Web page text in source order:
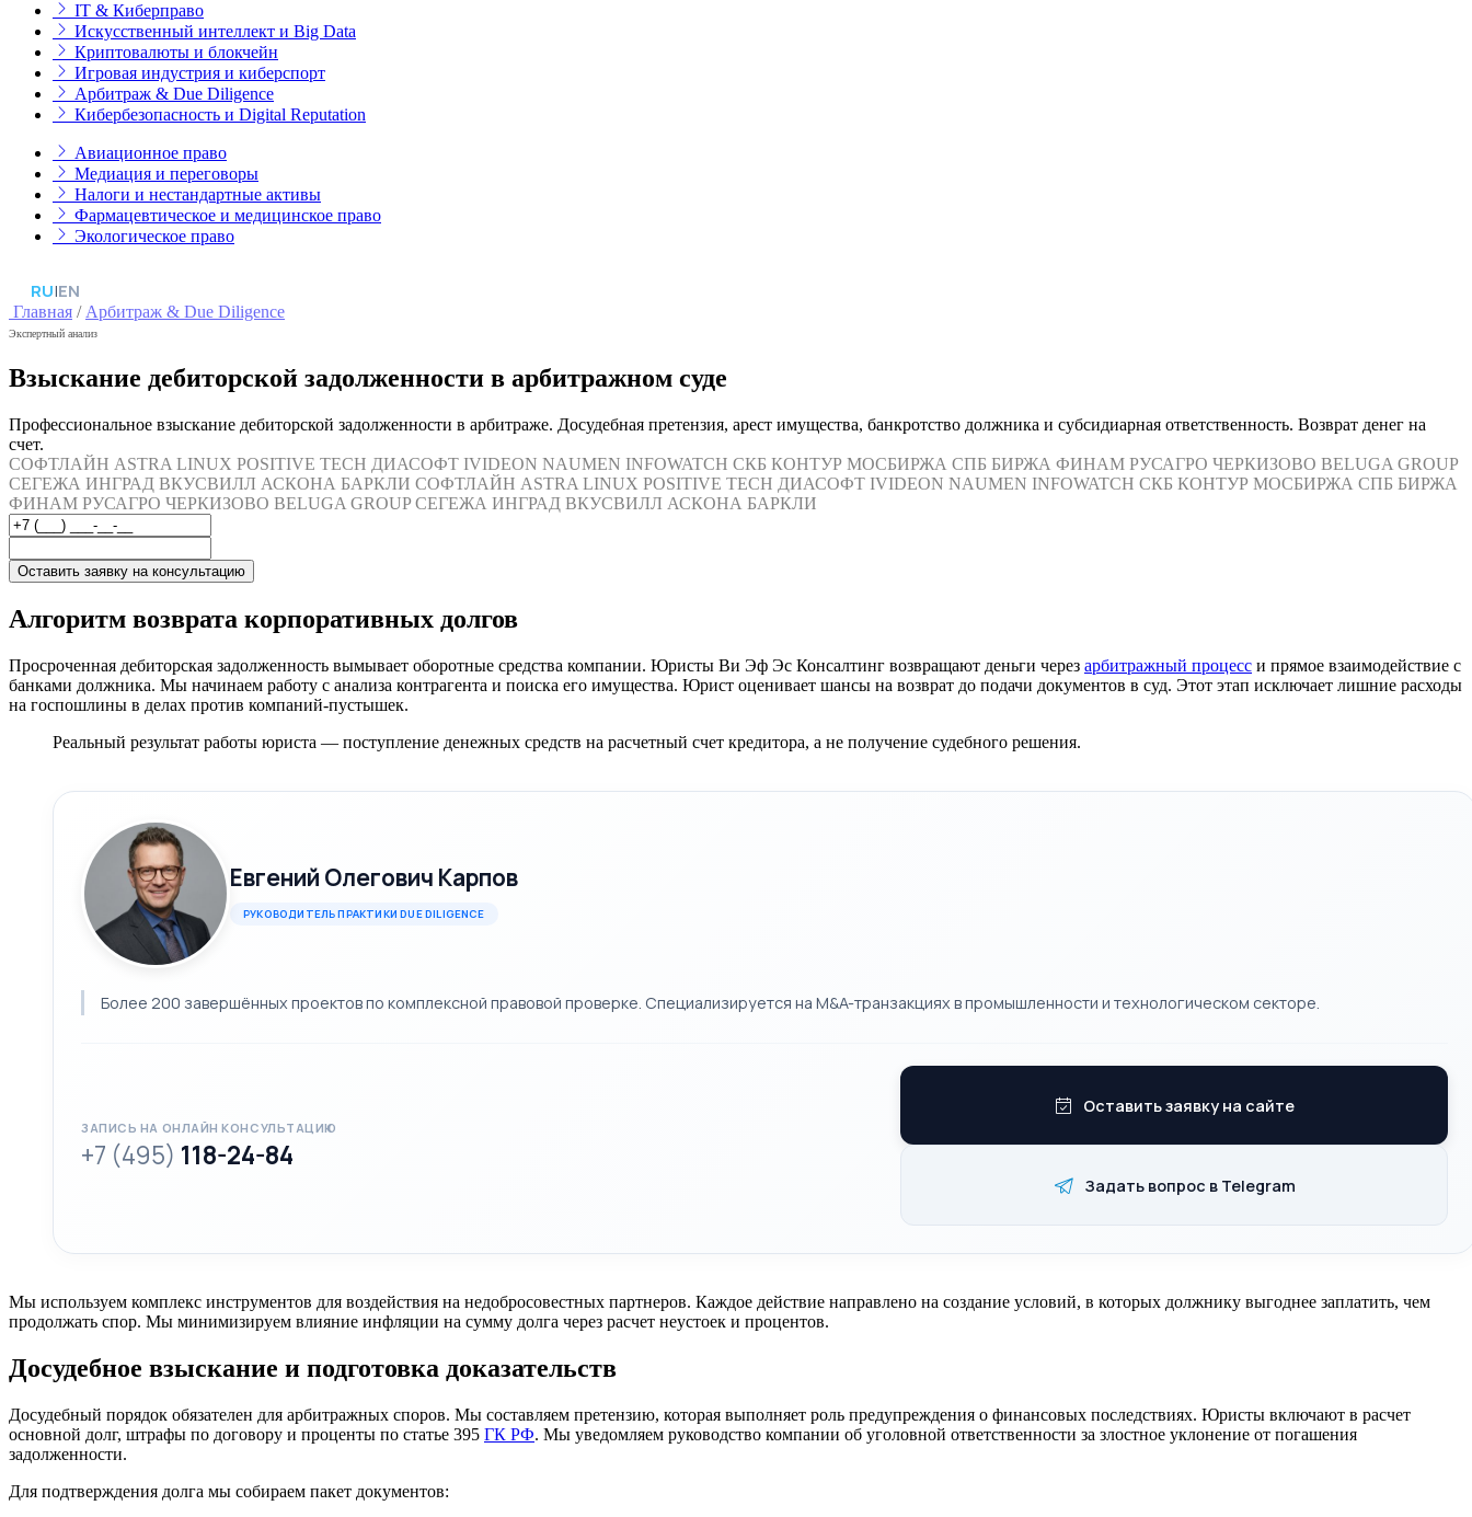
IT & Киберправо
Искусственный интеллект и Big Data
Криптовалюты и блокчейн
Игровая индустрия и киберспорт
Арбитраж & Due Diligence
Кибербезопасность и Digital Reputation
Авиационное право
Медиация и переговоры
Налоги и нестандартные активы
Фармацевтическое и медицинское право
Экологическое право
RU|EN
Главная /Арбитраж & Due Diligence
Экспертный анализ
Взыскание дебиторской задолженности в арбитражном суде
Профессиональное взыскание дебиторской задолженности в арбитраже. Досудебная претензия, арест имущества, банкротство должника и субсидиарная ответственность. Возврат денег на
счет.
СОФТЛАЙН ASTRA LINUX POSITIVE TECH ДИАСОФТ IVIDEON NAUMEN INFOWATCH СКБ КОНТУР МОСБИРЖА СПБ БИРЖА ФИНАМ РУСАГРО ЧЕРКИЗОВО BELUGA GROUP
СЕГЕЖА ИНГРАД ВКУСВИЛЛ АСКОНА БАРКЛИ СОФТЛАЙН ASTRA LINUX POSITIVE TECH ДИАСОФТ IVIDEON NAUMEN INFOWATCH СКБ КОНТУР МОСБИРЖА СПБ БИРЖА
ФИНАМ РУСАГРО ЧЕРКИЗОВО BELUGA GROUP СЕГЕЖА ИНГРАД ВКУСВИЛЛ АСКОНА БАРКЛИ
Оставить заявку на консультацию
Алгоритм возврата корпоративных долгов
Просроченная дебиторская задолженность вымывает оборотные средства компании. Юристы Ви Эф Эс Консалтинг возвращают деньги через арбитражный процесс и прямое взаимодействие с
банками должника. Мы начинаем работу с анализа контрагента и поиска его имущества. Юрист оценивает шансы на возврат до подачи документов в суд. Этот этап исключает лишние расходы
на госпошлины в делах против компаний-пустышек.
Реальный результат работы юриста — поступление денежных средств на расчетный счет кредитора, а не получение судебного решения.
Евгений Олегович Карпов
РУКОВОДИТЕЛЬ ПРАКТИКИ DUE DILIGENCE
Более 200 завершённых проектов по комплексной правовой проверке. Специализируется на M&A-транзакциях в промышленности и технологическом секторе.
ЗАПИСЬ НА ОНЛАЙН КОНСУЛЬТАЦИЮ
+7 (495) 118-24-84
Оставить заявку на сайте
Задать вопрос в Telegram
Мы используем комплекс инструментов для воздействия на недобросовестных партнеров. Каждое действие направлено на создание условий, в которых должнику выгоднее заплатить, чем
продолжать спор. Мы минимизируем влияние инфляции на сумму долга через расчет неустоек и процентов.
Досудебное взыскание и подготовка доказательств
Досудебный порядок обязателен для арбитражных споров. Мы составляем претензию, которая выполняет роль предупреждения о финансовых последствиях. Юристы включают в расчет
основной долг, штрафы по договору и проценты по статье 395 ГК РФ. Мы уведомляем руководство компании об уголовной ответственности за злостное уклонение от погашения
задолженности.
Для подтверждения долга мы собираем пакет документов: